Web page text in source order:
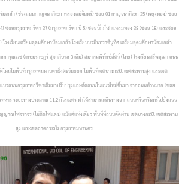
เกล้า (ช่วงถนนกาญจนาภิเษก-คลองแม่จันทร์) ซอย 01 กาญจนาภิเษก 25 (พยุงทอง) ซอย
ซอยกรุงเทพกรีฑา 37 (กรุงเทพกรีฑา บี 5) ซอยนักกีฬาแหลมทอง 38 (ซอย 18) และซอย
รงเรียนเตรียมอุดมศึกษาน้อมเกล้า โรงเรียนนวมินทราชินูทิศ เตรียมอุดมศึกษาน้อมเกล้า
ลการุณเวช (เกษมราษฎร์ สุขาภิบาล 3 เดิม) สมาคมพิทักษ์สัตว์ (ไทย) โรงเรียนศรีพฤฒาถนน
ใหม่ในพื้นที่กรุงเทพมหานครฝั่งตะวันออก ในพื้นที่เขตบางกะปิ, เขตสะพานสูง และเขต
นวถนนกรุงเทพกรีฑาเดิมมาปรับปรุงและตัดถนนในแนวใหม่ขึ้นมา จากถนนหัวหมาก (ซอย
หาร ระยะทางประมาณ 11.2 กิโลเมตร ทำให้สามารถเดินทางจากถนนศรีนครินทร์ไปยังถนน
ญาณไฟจราจร (ไม่ติดไฟแดง) แม้แต่แห่งเดียว พื้นที่ที่ถนนตัดผ่าน เขตบางกะปิ, เขตสะพาน
สูง และเขตลาดกระบัง กรุงเทพมหานคร